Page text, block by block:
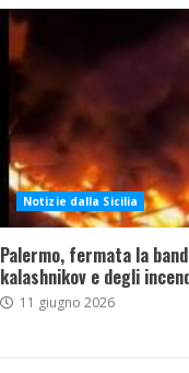
Notizie dalla Sicilia
Palermo, fermata la
kalashnikov e degli
11 giugno 2026